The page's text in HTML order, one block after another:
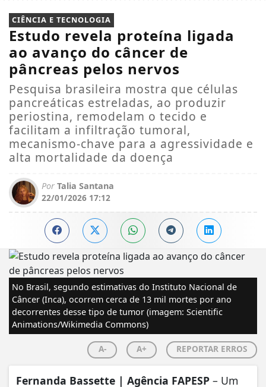
CIÊNCIA E TECNOLOGIA
Estudo revela proteína ligada
ao avanço do câncer de
pâncreas pelos nervos
Pesquisa brasileira mostra que células
pancreáticas estreladas, ao produzir
periostina, remodelam o tecido e
facilitam a infiltração tumoral,
mecanismo-chave para a agressividade e
alta mortalidade da doença
Por Talia Santana
22/01/2026 17:12
No Brasil, segundo estimativas do Instituto Nacional de
Câncer (Inca), ocorrem cerca de 13 mil mortes por ano
decorrentes desse tipo de tumor (imagem: Scientific
Animations/Wikimedia Commons)
A- A+ REPORTAR ERROS
Fernanda Bassette | Agência FAPESP – Um